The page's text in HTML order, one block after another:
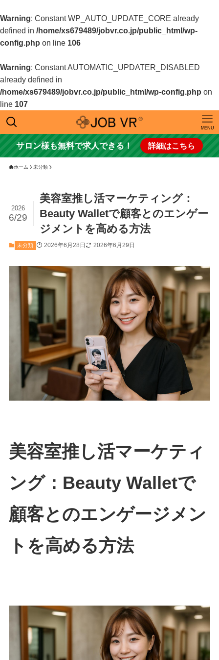
Warning: Constant WP_AUTO_UPDATE_CORE already
defined in /home/xs679489/jobvr.co.jp/public_html/wp-
config.php on line 106
Warning: Constant AUTOMATIC_UPDATER_DISABLED
already defined in
/home/xs679489/jobvr.co.jp/public_html/wp-config.php on
line 107
MENU
サロン様も無料で求人できる！ 詳細はこちら
ホーム 未分類
美容室推し活マーケティング：
Beauty Walletで顧客とのエンゲー
ジメントを高める方法
2026
6/29
未分類 2026年6月28日 2026年6月29日
美容室推し活マーケティ
ング：Beauty Walletで
顧客とのエンゲージメン
トを高める方法